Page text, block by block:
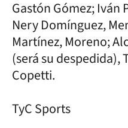
Gastón Gómez;
Nery Domínguez,
Martínez, Moreno;
(será su despedida),
Copetti.
TyC Sports